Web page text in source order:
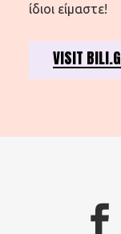
ίδιοι είμαστε!
VISIT